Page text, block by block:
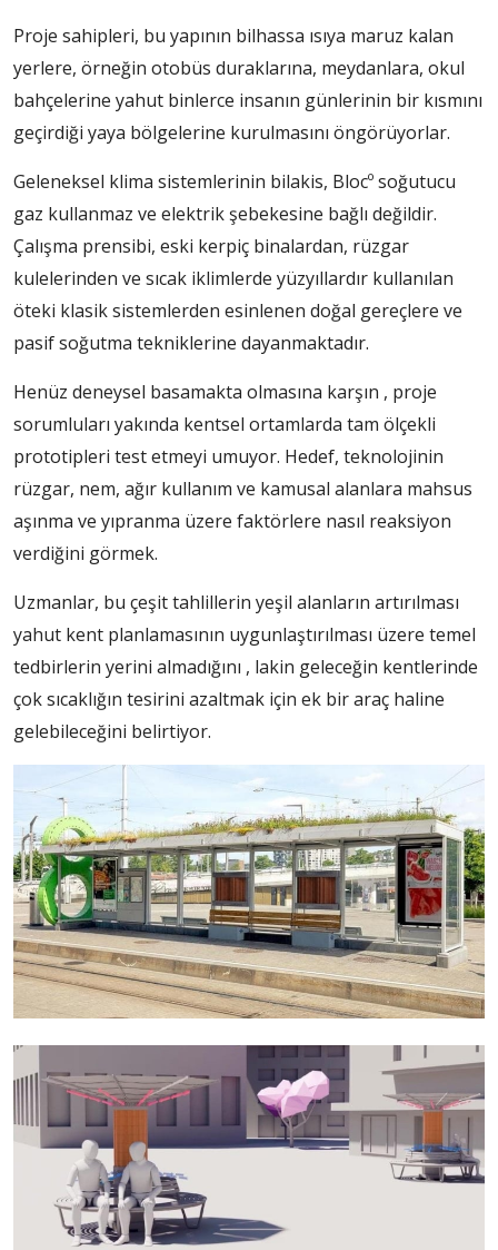
Proje sahipleri, bu yapının bilhassa ısıya maruz kalan
yerlere, örneğin otobüs duraklarına, meydanlara, okul
bahçelerine yahut binlerce insanın günlerinin bir kısmını
geçirdiği yaya bölgelerine kurulmasını öngörüyorlar.
Geleneksel klima sistemlerinin bilakis, Blocº soğutucu
gaz kullanmaz ve elektrik şebekesine bağlı değildir.
Çalışma prensibi, eski kerpiç binalardan, rüzgar
kulelerinden ve sıcak iklimlerde yüzyıllardır kullanılan
öteki klasik sistemlerden esinlenen doğal gereçlere ve
pasif soğutma tekniklerine dayanmaktadır.
Henüz deneysel basamakta olmasına karşın , proje
sorumluları yakında kentsel ortamlarda tam ölçekli
prototipleri test etmeyi umuyor. Hedef, teknolojinin
rüzgar, nem, ağır kullanım ve kamusal alanlara mahsus
aşınma ve yıpranma üzere faktörlere nasıl reaksiyon
verdiğini görmek.
Uzmanlar, bu çeşit tahlillerin yeşil alanların artırılması
yahut kent planlamasının uygunlaştırılması üzere temel
tedbirlerin yerini almadığını , lakin geleceğin kentlerinde
çok sıcaklığın tesirini azaltmak için ek bir araç haline
gelebileceğini belirtiyor.